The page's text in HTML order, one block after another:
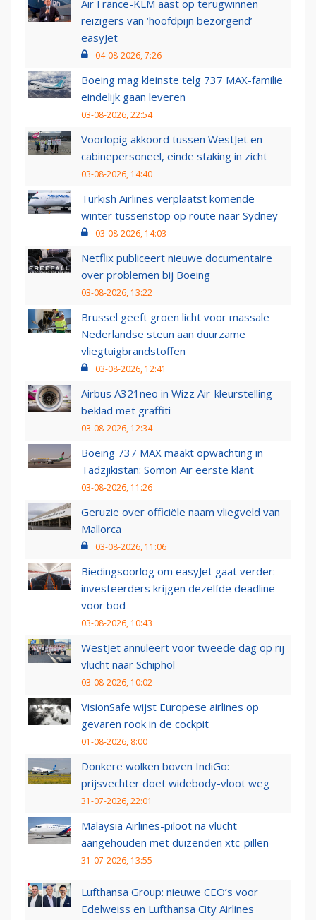
Air France-KLM aast op terugwinnen
reizigers van ‘hoofdpijn bezorgend’
easyJet
04-08-2026, 7:26
Boeing mag kleinste telg 737 MAX-familie
eindelijk gaan leveren
03-08-2026, 22:54
Voorlopig akkoord tussen WestJet en
cabinepersoneel, einde staking in zicht
03-08-2026, 14:40
Turkish Airlines verplaatst komende
winter tussenstop op route naar Sydney
03-08-2026, 14:03
Netflix publiceert nieuwe documentaire
over problemen bij Boeing
03-08-2026, 13:22
Brussel geeft groen licht voor massale
Nederlandse steun aan duurzame
vliegtuigbrandstoffen
03-08-2026, 12:41
Airbus A321neo in Wizz Air-kleurstelling
beklad met graffiti
03-08-2026, 12:34
Boeing 737 MAX maakt opwachting in
Tadzjikistan: Somon Air eerste klant
03-08-2026, 11:26
Geruzie over officiële naam vliegveld van
Mallorca
03-08-2026, 11:06
Biedingsoorlog om easyJet gaat verder:
investeerders krijgen dezelfde deadline
voor bod
03-08-2026, 10:43
WestJet annuleert voor tweede dag op rij
vlucht naar Schiphol
03-08-2026, 10:02
VisionSafe wijst Europese airlines op
gevaren rook in de cockpit
01-08-2026, 8:00
Donkere wolken boven IndiGo:
prijsvechter doet widebody-vloot weg
31-07-2026, 22:01
Malaysia Airlines-piloot na vlucht
aangehouden met duizenden xtc-pillen
31-07-2026, 13:55
Lufthansa Group: nieuwe CEO’s voor
Edelweiss en Lufthansa City Airlines